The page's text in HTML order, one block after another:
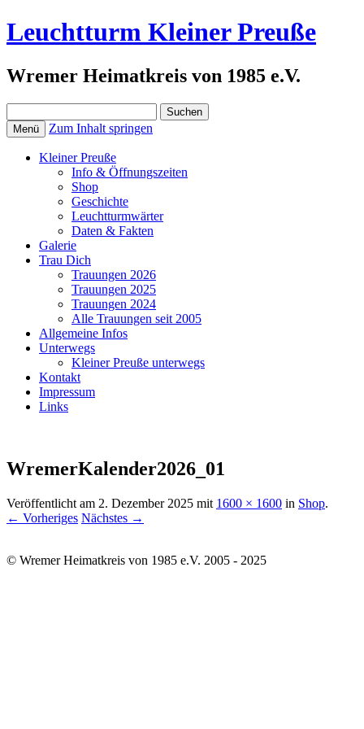
Leuchtturm Kleiner Preuße
Wremer Heimatkreis von 1985 e.V.
nach:
Menü Zum Inhalt springen
Kleiner Preuße
Info & Öffnungszeiten
Shop
Geschichte
Leuchtturmwärter
Daten & Fakten
Galerie
Trau Dich
Trauungen 2026
Trauungen 2025
Trauungen 2024
Alle Trauungen seit 2005
Allgemeine Infos
Unterwegs
Kleiner Preuße unterwegs
Kontakt
Impressum
Links
WremerKalender2026_01
Veröffentlicht am 2. Dezember 2025 mit 1600 × 1600 in Shop.
← Vorheriges Nächstes →
© Wremer Heimatkreis von 1985 e.V. 2005 - 2025